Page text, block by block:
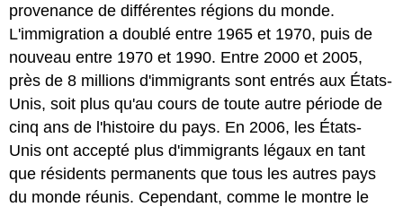
provenance de différentes régions du monde.
L'immigration a doublé entre 1965 et 1970, puis de
nouveau entre 1970 et 1990. Entre 2000 et 2005,
près de 8 millions d'immigrants sont entrés aux États-
Unis, soit plus qu'au cours de toute autre période de
cinq ans de l'histoire du pays. En 2006, les États-
Unis ont accepté plus d'immigrants légaux en tant
que résidents permanents que tous les autres pays
du monde réunis. Cependant, comme le montre le